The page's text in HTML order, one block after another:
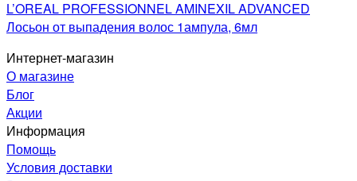
L’OREAL PROFESSIONNEL AMINEXIL ADVANCED
Лосьон от выпадения волос 1ампула, 6мл
Интернет-магазин
О магазине
Блог
Акции
Информация
Помощь
Условия доставки